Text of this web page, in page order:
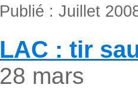
Publié : Juillet
LAC : tir
28 mars